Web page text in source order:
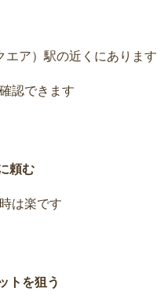
エア）駅の近くにあります
認できます
頼む
は楽です
トを狙う